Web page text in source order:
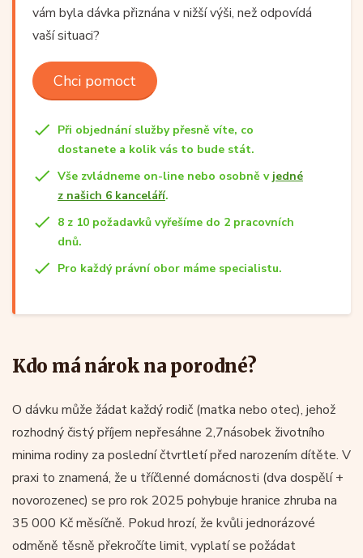
vám byla dávka přiznána v nižší výši, než odpovídá
vaší situaci?
Chci pomoct
Při objednání služby přesně víte, co
dostanete a kolik vás to bude stát.
Vše zvládneme on-line nebo osobně v jedné
z našich 6 kanceláří.
8 z 10 požadavků vyřešíme do 2 pracovních
dnů.
Pro každý právní obor máme specialistu.
Kdo má nárok na porodné?
O dávku může žádat každý rodič (matka nebo otec), jehož
rozhodný čistý příjem nepřesáhne 2,7násobek životního
minima rodiny za poslední čtvrtletí před narozením dítěte. V
praxi to znamená, že u tříčlenné domácnosti (dva dospělí +
novorozenec) se pro rok 2025 pohybuje hranice zhruba na
35 000 Kč měsíčně. Pokud hrozí, že kvůli jednorázové
odměně těsně překročíte limit, vyplatí se požádat